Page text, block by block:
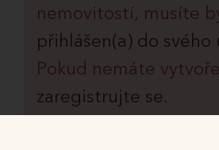
nemovitostí, musíte
přihlášen(a) do svého
Pokud nemáte
zaregistrujte se.